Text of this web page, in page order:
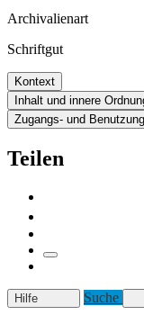
Archivalienart
Schriftgut
Kontext
Inhalt und innere
Zugangs- und
Teilen
Hilfe Suche